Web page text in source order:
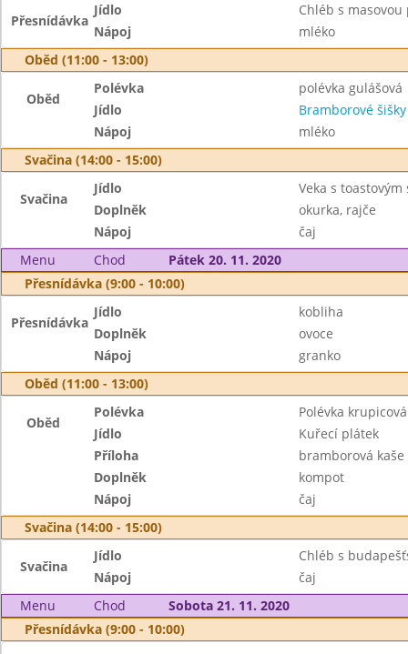
Přesnídávka
Jídlo
Chléb s
Nápoj
mléko
Oběd (11:00 - 13:00)
Oběd
Polévka
polévka gulášová
Jídlo
Bramborové
Nápoj
mléko
Svačina (14:00 - 15:00)
Svačina
Jídlo
Veka s toastovým
Doplněk
okurka, rajče
Nápoj
čaj
Menu
Chod
Pátek 20. 11. 2020
Přesnídávka (9:00 - 10:00)
Přesnídávka
Jídlo
kobliha
Doplněk
ovoce
Nápoj
granko
Oběd (11:00 - 13:00)
Oběd
Polévka
Polévka
Jídlo
Kuřecí plátek
Příloha
bramborová kaše
Doplněk
kompot
Nápoj
čaj
Svačina (14:00 - 15:00)
Svačina
Jídlo
Chléb s
Nápoj
čaj
Menu
Chod
Sobota 21. 11. 2020
Přesnídávka (9:00 - 10:00)